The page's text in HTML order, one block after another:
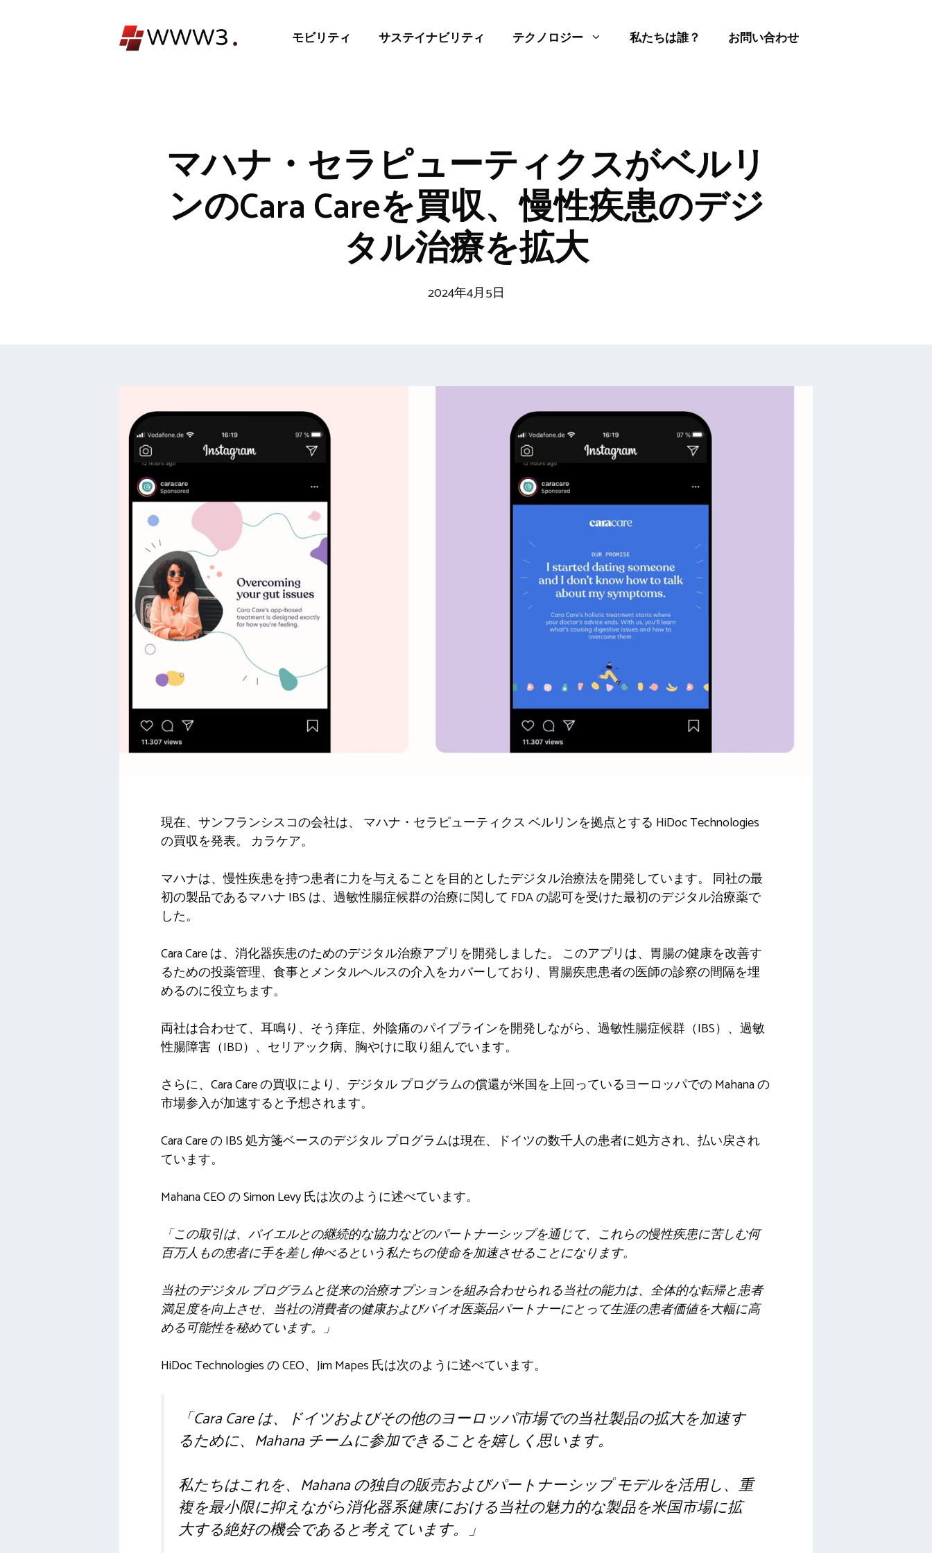
モビリティ サステイナビリティ テクノロジー 私たちは誰？ お問い合わせ
マハナ・セラピューティクスがベルリ
ンのCara Careを買収、慢性疾患のデジ
タル治療を拡大
2024年4月5日
現在、サンフランシスコの会社は、 マハナ・セラピューティクス ベルリンを拠点とする HiDoc Technologies
の買収を発表。 カラケア。
マハナは、慢性疾患を持つ患者に力を与えることを目的としたデジタル治療法を開発しています。 同社の最
初の製品であるマハナ IBS は、過敏性腸症候群の治療に関して FDA の認可を受けた最初のデジタル治療薬で
した。
Cara Care は、消化器疾患のためのデジタル治療アプリを開発しました。 このアプリは、胃腸の健康を改善す
るための投薬管理、食事とメンタルヘルスの介入をカバーしており、胃腸疾患患者の医師の診察の間隔を埋
めるのに役立ちます。
両社は合わせて、耳鳴り、そう痒症、外陰痛のパイプラインを開発しながら、過敏性腸症候群（IBS）、過敏
性腸障害（IBD）、セリアック病、胸やけに取り組んでいます。
さらに、Cara Care の買収により、デジタル プログラムの償還が米国を上回っているヨーロッパでの Mahana の
市場参入が加速すると予想されます。
Cara Care の IBS 処方箋ベースのデジタル プログラムは現在、ドイツの数千人の患者に処方され、払い戻され
ています。
Mahana CEO の Simon Levy 氏は次のように述べています。
「この取引は、バイエルとの継続的な協力などのパートナーシップを通じて、これらの慢性疾患に苦しむ何
百万人もの患者に手を差し伸べるという私たちの使命を加速させることになります。
当社のデジタル プログラムと従来の治療オプションを組み合わせられる当社の能力は、全体的な転帰と患者
満足度を向上させ、当社の消費者の健康およびバイオ医薬品パートナーにとって生涯の患者価値を大幅に高
める可能性を秘めています。」
HiDoc Technologies の CEO、Jim Mapes 氏は次のように述べています。
「Cara Care は、ドイツおよびその他のヨーロッパ市場での当社製品の拡大を加速す
るために、Mahana チームに参加できることを嬉しく思います。
私たちはこれを、Mahana の独自の販売およびパートナーシップ モデルを活用し、重
複を最小限に抑えながら消化器系健康における当社の魅力的な製品を米国市場に拡
大する絶好の機会であると考えています。」